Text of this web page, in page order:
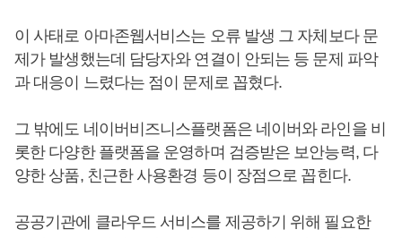
이 사태로 아마존웹서비스는 오류 발생 그 자체보다 문
제가 발생했는데 담당자와 연결이 안되는 등 문제 파악
과 대응이 느렸다는 점이 문제로 꼽혔다.
그 밖에도 네이버비즈니스플랫폼은 네이버와 라인을 비
롯한 다양한 플랫폼을 운영하며 검증받은 보안능력, 다
양한 상품, 친근한 사용환경 등이 장점으로 꼽힌다.
공공기관에 클라우드 서비스를 제공하기 위해 필요한